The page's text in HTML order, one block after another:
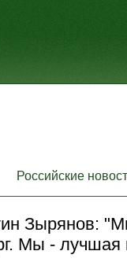
Российские
Зырянов:
Мы - лучшая